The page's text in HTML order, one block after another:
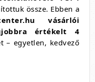
össze. Ebben a
vásárlói
értékelt 4
– egyetlen, kedvező